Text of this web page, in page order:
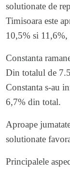
solutionate de
Timisoara este
10,5% si
Constanta
Din totalul de
Constanta s-au
6,7% din total.
Aproape
solutionate
Principalele